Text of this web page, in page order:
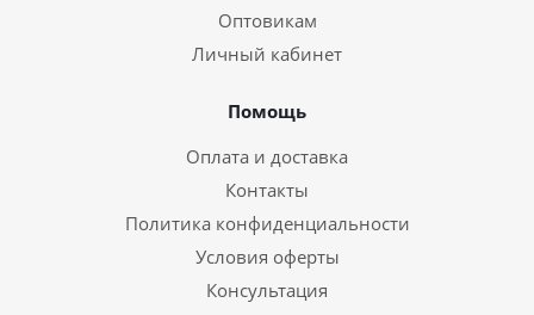
Оптовикам
Личный кабинет
Помощь
Оплата и доставка
Контакты
Политика конфиденциальности
Условия оферты
Консультация